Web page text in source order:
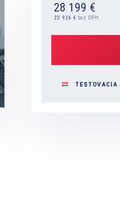
28 199 €
22 926 € bez DPH
TESTOVACIA